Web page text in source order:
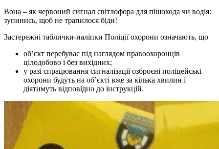
Вона – як червоний сигнал свiтлофора для пiшохода чи водiя:
зупинись, щоб не трапилося бiди!
Застережнi таблички-налiпки Полiцiї охорони означають, що
об’єкт перебуває пiд наглядом правоохоронцiв
цiлодобово i без вихiдних;
у разi спрацювання сигналiзацiї озброєнi полiцейськi
охорони будуть на об’єктi вже за кiлька хвилин i
дiятимуть вiдповiдно до iнструкцiй.